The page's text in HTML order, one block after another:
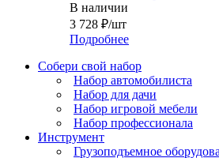
В наличии
3 728 ₽/шт
Подробнее
Собери свой набор
Набор автомобилиста
Набор для дачи
Набор игровой мебели
Набор профессионала
Инструмент
Грузоподъемное